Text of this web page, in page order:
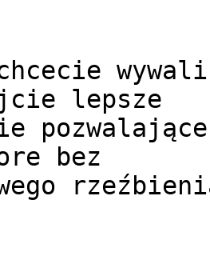
lepsze
pozwalające
bez